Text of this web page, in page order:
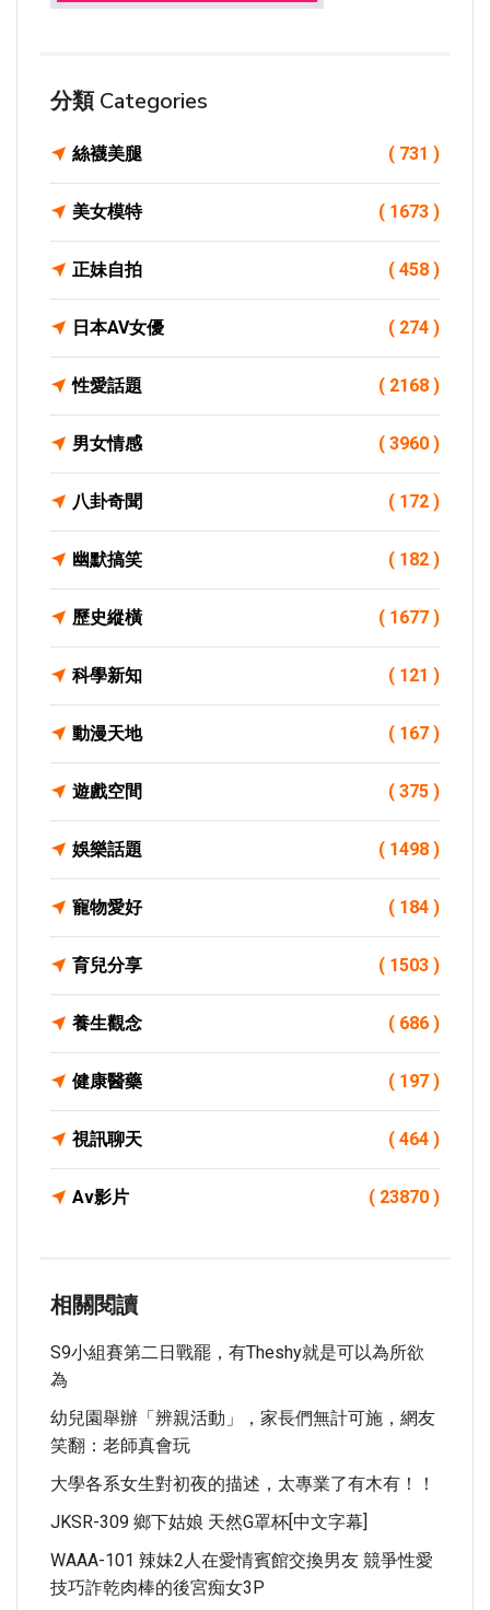
分類 Categories
絲襪美腿 ( 731 )
美女模特 ( 1673 )
正妹自拍 ( 458 )
日本AV女優 ( 274 )
性愛話題 ( 2168 )
男女情感 ( 3960 )
八卦奇聞 ( 172 )
幽默搞笑 ( 182 )
歷史縱橫 ( 1677 )
科學新知 ( 121 )
動漫天地 ( 167 )
遊戲空間 ( 375 )
娛樂話題 ( 1498 )
寵物愛好 ( 184 )
育兒分享 ( 1503 )
養生觀念 ( 686 )
健康醫藥 ( 197 )
視訊聊天 ( 464 )
Av影片 ( 23870 )
相關閱讀
S9小組賽第二日戰罷，有Theshy就是可以為所欲
為
幼兒園舉辦「辨親活動」，家長們無計可施，網友
笑翻：老師真會玩
大學各系女生對初夜的描述，太專業了有木有！！
JKSR-309 鄉下姑娘 天然G罩杯[中文字幕]
WAAA-101 辣妹2人在愛情賓館交換男友 競爭性愛
技巧詐乾肉棒的後宮痴女3P